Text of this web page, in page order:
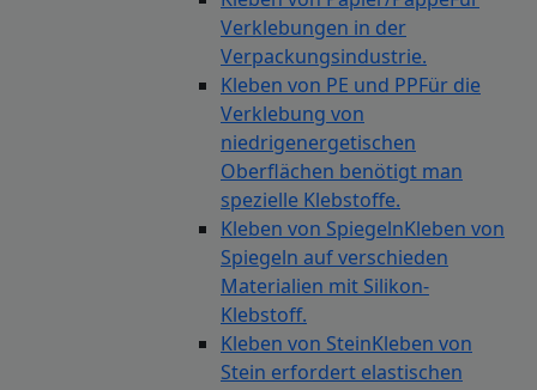
Verklebungen in der
Verpackungsindustrie.
Kleben von PE und PPFür die
Verklebung von
niedrigenergetischen
Oberflächen benötigt man
spezielle Klebstoffe.
Kleben von SpiegelnKleben von
Spiegeln auf verschieden
Materialien mit Silikon-
Klebstoff.
Kleben von SteinKleben von
Stein erfordert elastischen